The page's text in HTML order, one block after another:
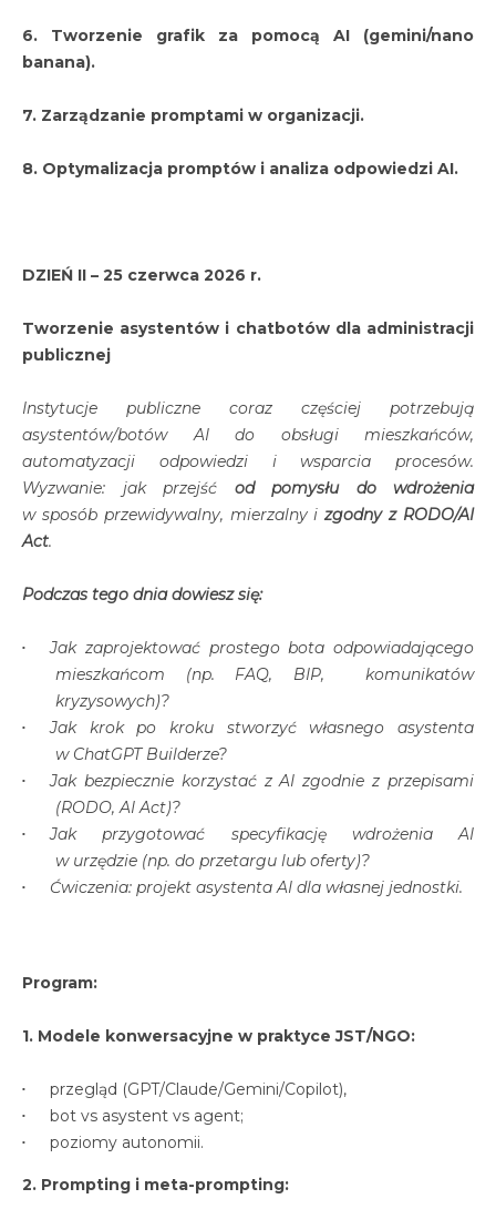
6. Tworzenie grafik za pomocą AI (gemini/nano
banana).
7. Zarządzanie promptami w organizacji.
8. Optymalizacja promptów i analiza odpowiedzi AI.
DZIEŃ II – 25 czerwca 2026 r.
Tworzenie asystentów i chatbotów dla administracji
publicznej
Instytucje publiczne coraz częściej potrzebują
asystentów/botów AI do obsługi mieszkańców,
automatyzacji odpowiedzi i wsparcia procesów.
Wyzwanie: jak przejść od pomysłu do wdrożenia
w sposób przewidywalny, mierzalny izgodny z RODO/AI
Act.
Podczas tego dnia dowiesz się:
Jak zaprojektować prostego bota odpowiadającego
mieszkańcom (np. FAQ, BIP, komunikatów
kryzysowych)?
Jak krok po kroku stworzyć własnego asystenta
w ChatGPT Builderze?
Jak bezpiecznie korzystać z AI zgodnie z przepisami
(RODO, AI Act)?
Jak przygotować specyfikację wdrożenia AI
w urzędzie (np. do przetargu lub oferty)?
Ćwiczenia: projekt asystenta AI dla własnej jednostki.
Program:
1. Modele konwersacyjne w praktyce JST/NGO:
przegląd (GPT/Claude/Gemini/Copilot),
bot vs asystent vs agent;
poziomy autonomii.
2. Prompting i meta-prompting: